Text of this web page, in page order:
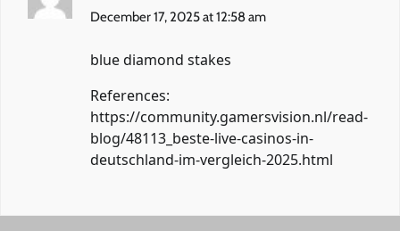
December 17, 2025 at 12:58 am
blue diamond stakes
References:
https://community.gamersvision.nl/read-
blog/48113_beste-live-casinos-in-
deutschland-im-vergleich-2025.html